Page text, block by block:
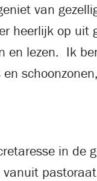
van
heerlijk op uit
en lezen. Ik
in de